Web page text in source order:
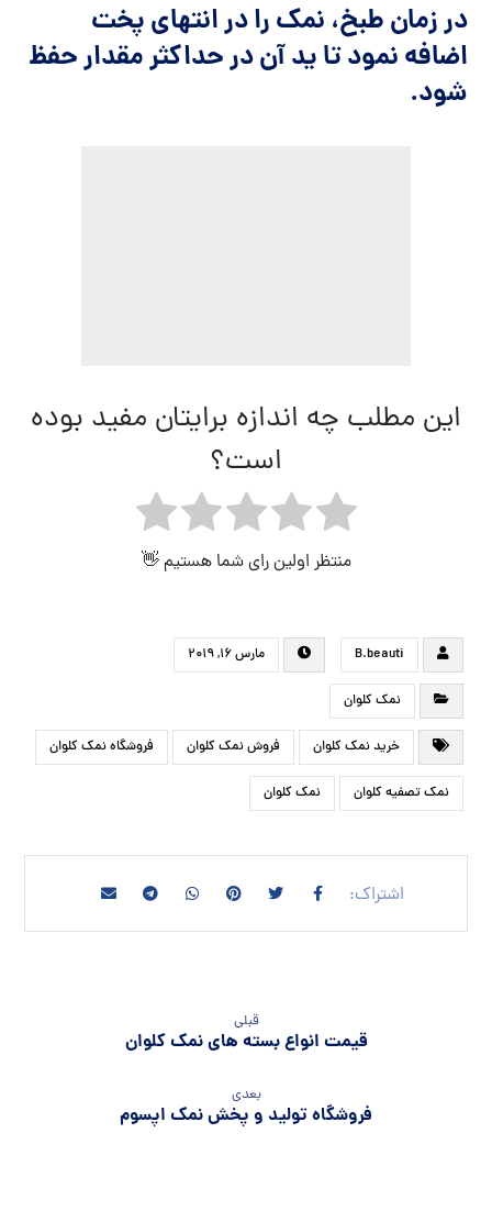
در زمان طبخ، نمک را در انتهای پخت
اضافه نمود تا ید آن در حداکثر مقدار حفظ
شود.
این مطلب چه اندازه برایتان مفید بوده
است؟
منتظر اولین رای شما هستیم 👋
B.beauti مارس ۱۶, ۲۰۱۹
نمک کلوان
خرید نمک کلوان فروش نمک کلوان فروشگاه نمک کلوان
نمک تصفیه کلوان نمک کلوان
قبلی
قیمت انواع بسته های نمک کلوان
بعدی
فروشگاه تولید و پخش نمک اپسوم